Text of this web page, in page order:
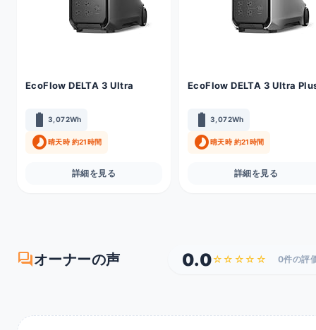
EcoFlow DELTA 3 Ultra
battery_full 3,072Wh
timelapse晴天時 約21時間
詳細を見る
EcoFlow DELTA 3 Ultra
battery_full 3,072Wh
timelapse晴天時 約21時間
詳細を見る
forumオーナーの声 0.0☆☆☆☆☆ 0件の評